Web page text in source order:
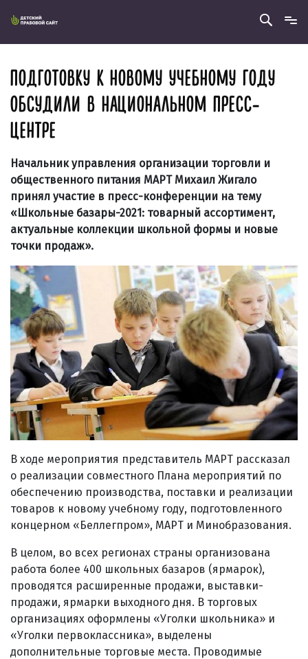
ПОДГОТОВКУ К НОВОМУ УЧЕБНОМУ ГОДУ
ОБСУДИЛИ В НАЦИОНАЛЬНОМ ПРЕСС-
ЦЕНТРЕ
Начальник управления организации торговли и
общественного питания МАРТ Михаил Жигало
принял участие в пресс-конференции на тему
«Школьные базары-2021: товарный ассортимент,
актуальные коллекции школьной формы и новые
точки продаж».
В ходе мероприятия представитель МАРТ рассказал
о реализации совместного Плана мероприятий по
обеспечению производства, поставки и реализации
товаров к новому учебному году, подготовленного
концерном «Беллегпром», МАРТ и Минобразования.
В целом, во всех регионах страны организована
работа более 400 школьных базаров (ярмарок),
проводятся расширенные продажи, выставки-
продажи, ярмарки выходного дня. В торговых
организациях оформлены «Уголки школьника» и
«Уголки первоклассника», выделены
дополнительные торговые места. Проводимые